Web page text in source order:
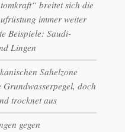
breitet sich die
immer weiter
Beispiele: Saudi-
Lingen
Sahelzone
Grundwasserpegel, doch
trocknet aus
gegen